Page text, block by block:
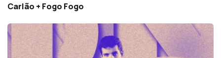
Carlão + Fogo Fogo